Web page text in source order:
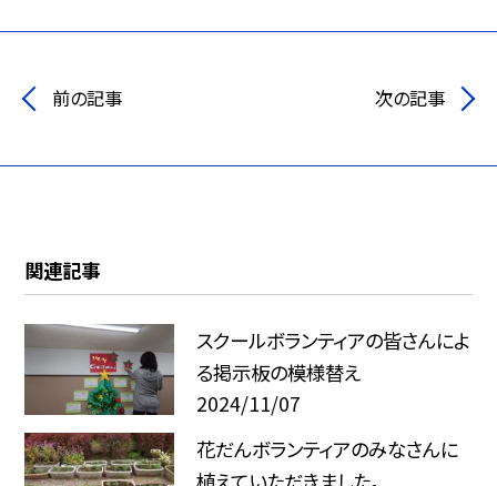
前の記事 次の記事
関連記事
スクールボランティアの皆さんによ
る掲示板の模様替え
2024/11/07
花だんボランティアのみなさんに